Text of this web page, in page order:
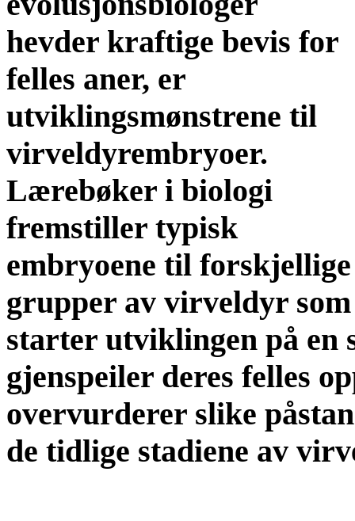
hevder kraftige bevis for
felles aner, er
utviklingsmønstrene til
virveldyrembryoer.
Lærebøker i biologi
fremstiller typisk
embryoene til forskjellige
grupper av virveldyr som
starter utviklingen på en
gjenspeiler deres felles
overvurderer slike
de tidlige stadiene av